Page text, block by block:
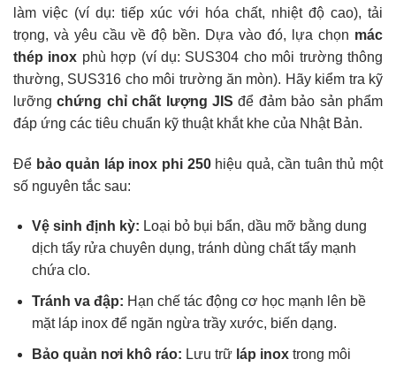
làm việc (ví dụ: tiếp xúc với hóa chất, nhiệt độ cao), tải
trọng, và yêu cầu về độ bền. Dựa vào đó, lựa chọn mác
thép inox phù hợp (ví dụ: SUS304 cho môi trường thông
thường, SUS316 cho môi trường ăn mòn). Hãy kiểm tra kỹ
lưỡngchứng chỉ chất lượng JIS để đảm bảo sản phẩm
đáp ứng các tiêu chuẩn kỹ thuật khắt khe của Nhật Bản.
Để bảo quản láp inox phi 250hiệu quả, cần tuân thủ một
số nguyên tắc sau:
Vệ sinh định kỳ: Loại bỏ bụi bẩn, dầu mỡ bằng dung
dịch tẩy rửa chuyên dụng, tránh dùng chất tẩy mạnh
chứa clo.
Tránh va đập: Hạn chế tác động cơ học mạnh lên bề
mặt láp inox để ngăn ngừa trầy xước, biến dạng.
Bảo quản nơi khô ráo: Lưu trữ láp inoxtrong môi